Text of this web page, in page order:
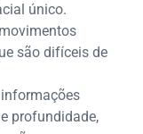
único.
são difíceis de
profundidade,